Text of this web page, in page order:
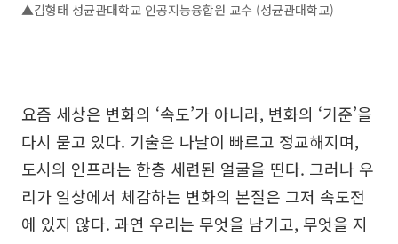
▲김형태 성균관대학교 인공지능융합원 교수 (성균관대학교)
요즘 세상은 변화의 ‘속도’가 아니라, 변화의 ‘기준’을
다시 묻고 있다. 기술은 나날이 빠르고 정교해지며,
도시의 인프라는 한층 세련된 얼굴을 띤다. 그러나 우
리가 일상에서 체감하는 변화의 본질은 그저 속도전
에 있지 않다. 과연 우리는 무엇을 남기고, 무엇을 지